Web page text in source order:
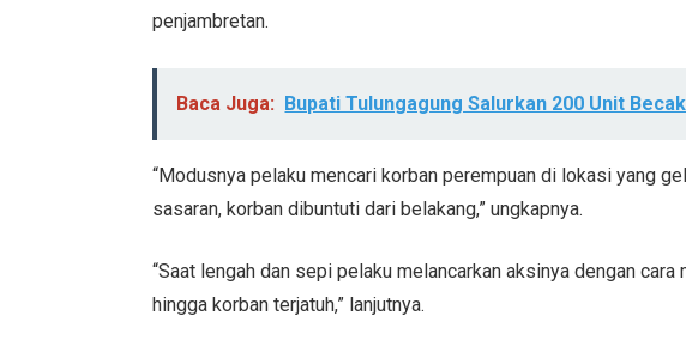
penjambretan.
Baca Juga: Bupati Tulungagung Salurkan 200 Unit
“Modusnya pelaku mencari korban perempuan di lokasi yang
sasaran, korban dibuntuti dari belakang,” ungkapnya.
“Saat lengah dan sepi pelaku melancarkan aksinya dengan
hingga korban terjatuh,” lanjutnya.